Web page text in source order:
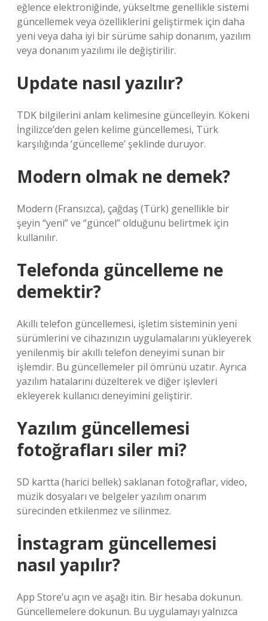
eğlence elektroniğinde, yükseltme genellikle sistemi
güncellemek veya özelliklerini geliştirmek için daha
yeni veya daha iyi bir sürüme sahip donanım, yazılım
veya donanım yazılımı ile değiştirilir.
Update nasıl yazılır?
TDK bilgilerini anlam kelimesine güncelleyin. Kökeni
İngilizce’den gelen kelime güncellemesi, Türk
karşılığında ‘güncelleme’ şeklinde duruyor.
Modern olmak ne demek?
Modern (Fransızca), çağdaş (Türk) genellikle bir
şeyin “yeni” ve “güncel” olduğunu belirtmek için
kullanılır.
Telefonda güncelleme ne
demektir?
Akıllı telefon güncellemesi, işletim sisteminin yeni
sürümlerini ve cihazınızın uygulamalarını yükleyerek
yenilenmiş bir akıllı telefon deneyimi sunan bir
işlemdir. Bu güncellemeler pil ömrünü uzatır. Ayrıca
yazılım hatalarını düzelterek ve diğer işlevleri
ekleyerek kullanıcı deneyimini geliştirir.
Yazılım güncellemesi
fotoğrafları siler mi?
SD kartta (harici bellek) saklanan fotoğraflar, video,
müzik dosyaları ve belgeler yazılım onarım
sürecinden etkilenmez ve silinmez.
İnstagram güncellemesi
nasıl yapılır?
App Store’u açın ve aşağı itin. Bir hesaba dokunun.
Güncellemelere dokunun. Bu uygulamayı yalnızca